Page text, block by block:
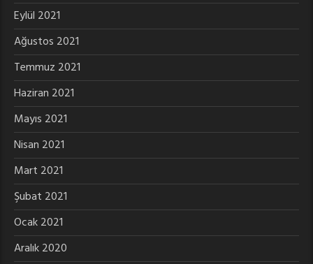
Eylül 2021
Ağustos 2021
Temmuz 2021
Haziran 2021
Mayıs 2021
Nisan 2021
Mart 2021
Şubat 2021
Ocak 2021
Aralık 2020